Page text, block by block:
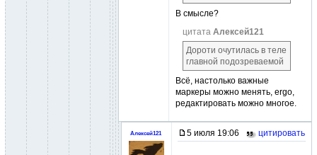
В смысле?
цитата Алексей121
Дороти очутилась в теле
главной подозреваемой
Всё, настолько важные
маркеры можно менять, ergo,
редактировать можно многое.
Алексей121 5 июля 19:06 цитировать